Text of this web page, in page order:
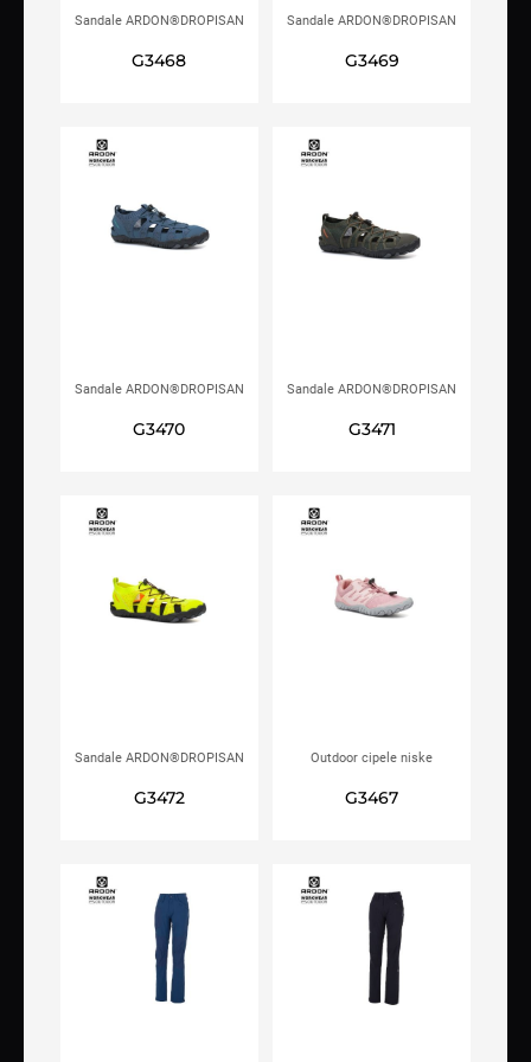
Sandale ARDON®DROPISAN
G3468
Sandale ARDON®DROPISAN
G3469
Sandale ARDON®DROPISAN
G3470
Sandale ARDON®DROPISAN
G3471
Sandale ARDON®DROPISAN
G3472
Outdoor cipele niske
G3467